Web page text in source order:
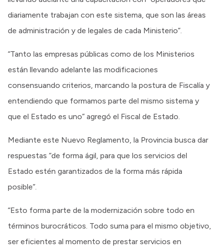
diariamente trabajan con este sistema, que son las áreas
de administración y de legales de cada Ministerio”.
“Tanto las empresas públicas como de los Ministerios
están llevando adelante las modificaciones
consensuando criterios, marcando la postura de Fiscalía y
entendiendo que formamos parte del mismo sistema y
que el Estado es uno” agregó el Fiscal de Estado.
Mediante este Nuevo Reglamento, la Provincia busca dar
respuestas “de forma ágil, para que los servicios del
Estado estén garantizados de la forma más rápida
posible”.
“Esto forma parte de la modernización sobre todo en
términos burocráticos. Todo suma para el mismo objetivo,
ser eficientes al momento de prestar servicios en